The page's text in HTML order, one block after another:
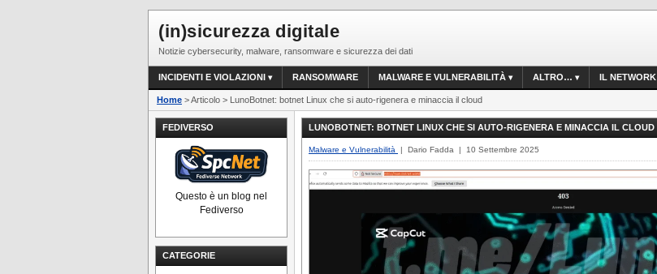
(in)sicurezza digitale
Notizie cybersecurity, malware, ransomware e sicurezza dei dati
INCIDENTI E VIOLAZIONI RANSOMWARE MALWARE E VULNERABILITÀ ALTRO… IL NETWORK
Home > Articolo > LunoBotnet: botnet Linux che si auto-rigenera e minaccia il cloud
FEDIVERSO
Questo è un blog nel
Fediverso
CATEGORIE
LUNOBOTNET: BOTNET LINUX CHE SI AUTO-RIGENERA E MINACCIA IL CLOUD
Malware e Vulnerabilità | Dario Fadda | 10 Settembre 2025